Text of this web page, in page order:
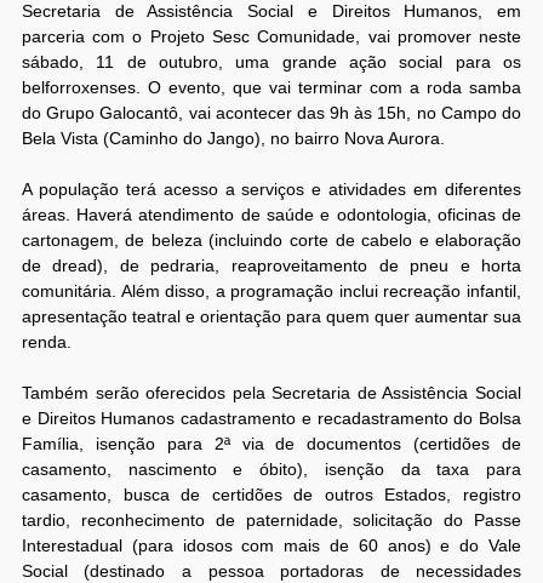
Secretaria de Assistência Social e Direitos Humanos, em
parceria com o Projeto Sesc Comunidade, vai promover neste
sábado, 11 de outubro, uma grande ação social para os
belforroxenses. O evento, que vai terminar com a roda samba
do Grupo Galocantô, vai acontecer das 9h às 15h, no Campo do
Bela Vista (Caminho do Jango), no bairro Nova Aurora.
A população terá acesso a serviços e atividades em diferentes
áreas. Haverá atendimento de saúde e odontologia, oficinas de
cartonagem, de beleza (incluindo corte de cabelo e elaboração
de dread), de pedraria, reaproveitamento de pneu e horta
comunitária. Além disso, a programação inclui recreação infantil,
apresentação teatral e orientação para quem quer aumentar sua
renda.
Também serão oferecidos pela Secretaria de Assistência Social
e Direitos Humanos cadastramento e recadastramento do Bolsa
Família, isenção para 2ª via de documentos (certidões de
casamento, nascimento e óbito), isenção da taxa para
casamento, busca de certidões de outros Estados, registro
tardio, reconhecimento de paternidade, solicitação do Passe
Interestadual (para idosos com mais de 60 anos) e do Vale
Social (destinado a pessoa portadoras de necessidades